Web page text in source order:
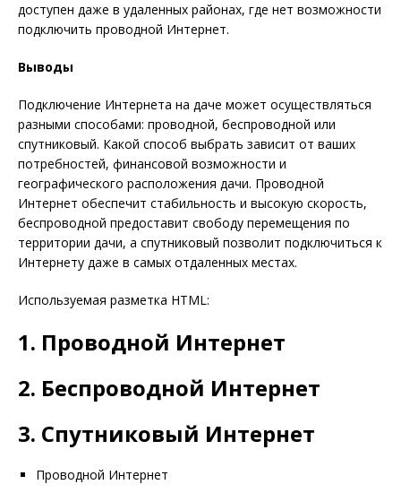
доступен даже в удаленных районах, где нет возможности
подключить проводной Интернет.
Выводы
Подключение Интернета на даче может осуществляться
разными способами: проводной, беспроводной или
спутниковый. Какой способ выбрать зависит от ваших
потребностей, финансовой возможности и
географического расположения дачи. Проводной
Интернет обеспечит стабильность и высокую скорость,
беспроводной предоставит свободу перемещения по
территории дачи, а спутниковый позволит подключиться к
Интернету даже в самых отдаленных местах.
Используемая разметка HTML:
1. Проводной Интернет
2. Беспроводной Интернет
3. Спутниковый Интернет
Проводной Интернет